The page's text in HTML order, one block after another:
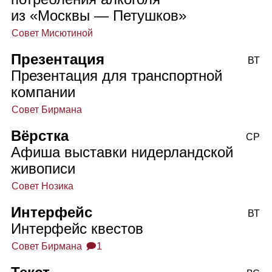
из «Москвы — Петушков»
Совет Мисютиной
Презентация
Презентация для транспортной
компании
Совет Бирмана
ВТ
Вёрстка
Афиша выставки нидерландской
живописи
Совет Нозика
СР
Интерфейс
Интерфейс квестов
Совет Бирмана 🗩1
ВТ